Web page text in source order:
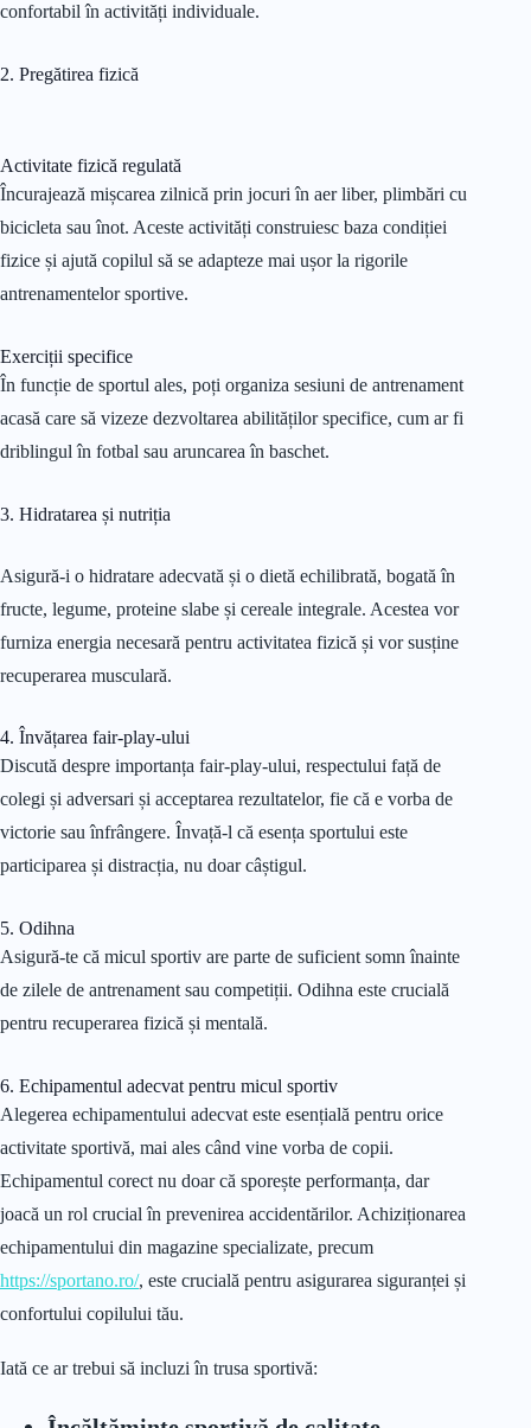
confortabil în activități individuale.
2. Pregătirea fizică
Activitate fizică regulată
Încurajează mișcarea zilnică prin jocuri în aer liber, plimbări cu
bicicleta sau înot. Aceste activități construiesc baza condiției
fizice și ajută copilul să se adapteze mai ușor la rigorile
antrenamentelor sportive.
Exerciții specifice
În funcție de sportul ales, poți organiza sesiuni de antrenament
acasă care să vizeze dezvoltarea abilităților specifice, cum ar fi
driblingul în fotbal sau aruncarea în baschet.
3. Hidratarea și nutriția
Asigură-i o hidratare adecvată și o dietă echilibrată, bogată în
fructe, legume, proteine slabe și cereale integrale. Acestea vor
furniza energia necesară pentru activitatea fizică și vor susține
recuperarea musculară.
4. Învățarea fair-play-ului
Discută despre importanța fair-play-ului, respectului față de
colegi și adversari și acceptarea rezultatelor, fie că e vorba de
victorie sau înfrângere. Învață-l că esența sportului este
participarea și distracția, nu doar câștigul.
5. Odihna
Asigură-te că micul sportiv are parte de suficient somn înainte
de zilele de antrenament sau competiții. Odihna este crucială
pentru recuperarea fizică și mentală.
6. Echipamentul adecvat pentru micul sportiv
Alegerea echipamentului adecvat este esențială pentru orice
activitate sportivă, mai ales când vine vorba de copii.
Echipamentul corect nu doar că sporește performanța, dar
joacă un rol crucial în prevenirea accidentărilor. Achiziționarea
echipamentului din magazine specializate, precum
https://sportano.ro/, este crucială pentru asigurarea siguranței și
confortului copilului tău.
Iată ce ar trebui să incluzi în trusa sportivă: